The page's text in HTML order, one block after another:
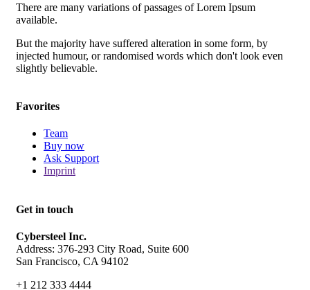
There are many variations of passages of Lorem Ipsum
available.
But the majority have suffered alteration in some form, by
injected humour, or randomised words which don't look even
slightly believable.
Favorites
Team
Buy now
Ask Support
Imprint
Get in touch
Cybersteel Inc.
Address: 376-293 City Road, Suite 600
San Francisco, CA 94102
+1 212 333 4444